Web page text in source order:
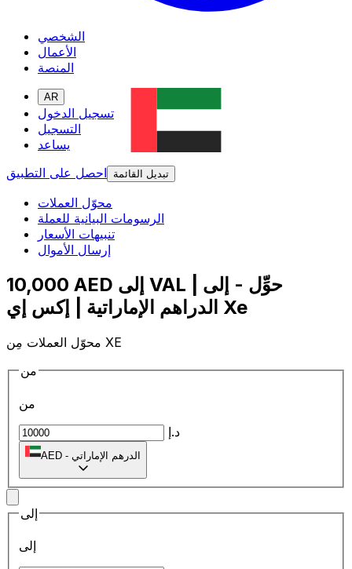
الشخصي
الأعمال
المنصة
AR
تسجيل الدخول
التسجيل
يساعد
احصل على التطبيق
تبديل القائمة
محوّل العملات
الرسومات البيانية للعملة
تنبيهات الأسعار
إرسال الأموال
10,000 AED إلى VAL | حوِّل - إلى
الدراهم الإماراتية | إكس إي Xe
محوّل العملات مِن XE
من
من
د.إ
AED - الدرهم الإماراتي
إلى
إلى